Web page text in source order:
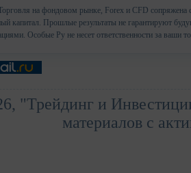
на фондовом рынке, Forex и CFD сопряжена
капитал. Прошлые результаты не гарантируют
Особые Ру не несет ответственности за ваши
"Трейдинг и
материалов с